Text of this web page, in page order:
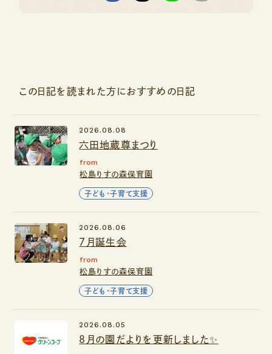
この日記を読まれた方におすすめの日記
六田地蔵尊まつり
2026.08.08
from
松島りすの森保育園
子ども・子育て支援
７月誕生会
2026.08.06
from
松島りすの森保育園
子ども・子育て支援
８月の園だよりを更新しました✨
2026.08.05